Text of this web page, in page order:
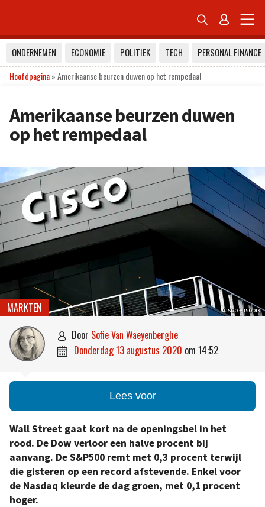
 
ONDERNEMEN ECONOMIE POLITIEK TECH
PERSONAL FINANCE
Hoofdpagina»Amerikaanse beurzen duwen op het rempedaal
Amerikaanse beurzen duwen
op het rempedaal
Cisco – isopix
MARKTEN
 door Sofie Van Waeyenberghe
 donderdag 13 augustus 2020 om 14:52
Lees voor
Wall Street gaat kort na de openingsbel in het
rood. De Dow verloor een halve procent bij
aanvang. De S&P500 remt met 0,3 procent terwijl
die gisteren op een record afstevende. Enkel voor
de Nasdaq kleurde de dag groen, met 0,1 procent
hoger.